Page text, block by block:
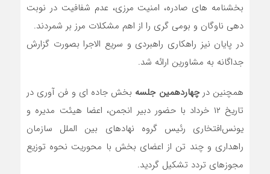
بخشنامه های صادره، امنیت مرزی، عدم شفافیت در نوبت
دهی ناوگان و بومی گری را از اهم مشکلات مرز بر شمردند.
در پایان نیز راهکاری راهبردی و سریع الاجرا بصورت گزارش
جداگانه به مشاورین ارائه شد.
همچنین درچهاردهمین جلسه بخش جاده ای و فن آوری در
تاریخ ۱۲ خرداد با حضور‌ دبیر انجمن، اعضا هیئت مدیره و
یونس‌افتخاری رئیس گروه نهادهای بین الملل سازمان
راهداری و چند تن از اعضای بخش با محوریت نحوه توزیع
مجوزهای تردد تشکیل گردید.